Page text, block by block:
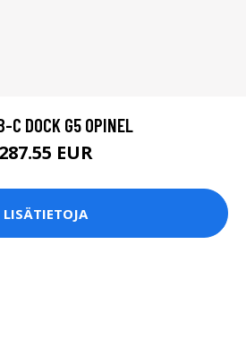
C DOCK G5 OPINEL
287.55 EUR
LISÄTIETOJA